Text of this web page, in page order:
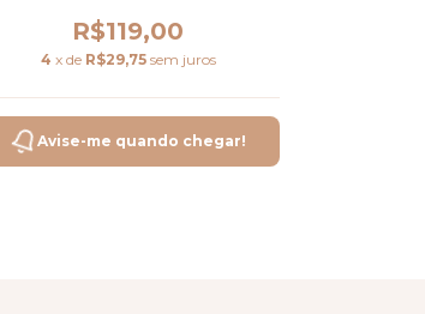
R$119,00
4 x de R$29,75 sem juros
Avise-me quando chegar!